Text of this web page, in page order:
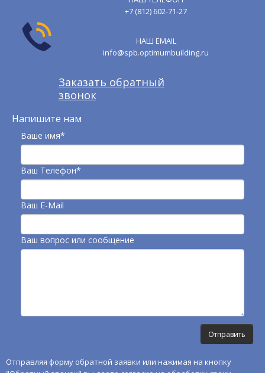
+7 (812) 602-71-27
НАШ EMAIL
info@spb.optimumbuilding.ru
Заказать обратный
звонок
Напишите нам
Ваше имя*
Ваш Телефон*
Ваш E-Mail
Ваш вопрос или сообщение
Отправляя форму обратной заявки или нажимая на кнопку